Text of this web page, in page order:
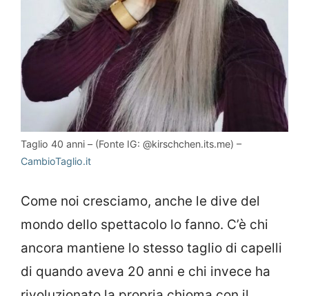
Taglio 40 anni – (Fonte IG: @kirschchen.its.me) –
CambioTaglio.it
Come noi cresciamo, anche le dive del
mondo dello spettacolo lo fanno. C’è chi
ancora mantiene lo stesso taglio di capelli
di quando aveva 20 anni e chi invece ha